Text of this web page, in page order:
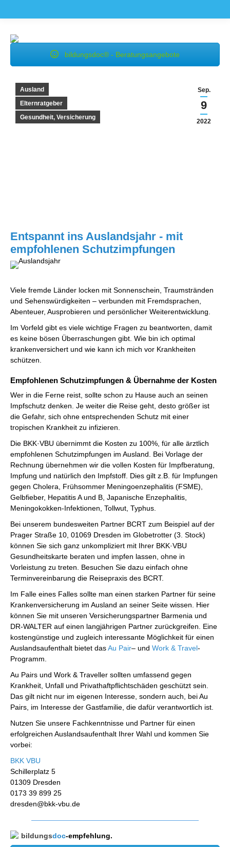
bildungsdoc® - Beratungsangebote
Sep.
9
2022
Ausland
Elternratgeber
Gesundheit, Versicherung
Entspannt ins Auslandsjahr - mit
empfohlenen Schutzimpfungen
Viele fremde Länder locken mit Sonnenschein, Traumstränden
und Sehenswürdigkeiten – verbunden mit Fremdsprachen,
Abenteuer, Ausprobieren und persönlicher Weiterentwicklung.
Im Vorfeld gibt es viele wichtige Fragen zu beantworten, damit
es keine bösen Überraschungen gibt. Wie bin ich optimal
krankenversichert und wie kann ich mich vor Krankheiten
schützen.
Empfohlenen Schutzimpfungen & Übernahme der Kosten
Wer in die Ferne reist, sollte schon zu Hause auch an seinen
Impfschutz denken. Je weiter die Reise geht, desto größer ist
die Gefahr, sich ohne entsprechenden Schutz mit einer
tropischen Krankheit zu infizieren.
Die BKK·VBU übernimmt die Kosten zu 100%, für alle ärztlich
empfohlenen Schutzimpfungen im Ausland. Bei Vorlage der
Rechnung übernehmen wir die vollen Kosten für Impfberatung,
Impfung und natürlich den Impfstoff. Dies gilt z.B. für Impfungen
gegen Cholera, Frühsommer Meningoenzephalitis (FSME),
Gelbfieber, Hepatitis A und B, Japanische Enzephalitis,
Meningokokken-Infektionen, Tollwut, Typhus.
Bei unserem bundesweiten Partner BCRT zum Beispiel auf der
Prager Straße 10, 01069 Dresden im Globetrotter (3. Stock)
können Sie sich ganz unkompliziert mit Ihrer BKK·VBU
Gesundheitskarte beraten und impfen lassen, ohne in
Vorleistung zu treten. Besuchen Sie dazu einfach ohne
Terminvereinbarung die Reisepraxis des BCRT.
Im Falle eines Falles sollte man einen starken Partner für seine
Krankenversicherung im Ausland an seiner Seite wissen. Hier
können Sie mit unseren Versicherungspartner Barmenia und
DR-WALTER auf einen langjährigen Partner zurückgreifen. Eine
kostengünstige und zugleich interessante Möglichkeit für einen
Auslandsaufenthalt bietet dasAu Pair– und Work & Travel-
Programm.
Au Pairs und Work & Traveller sollten umfassend gegen
Krankheit, Unfall und Privathaftpflichtschäden geschützt sein.
Das gilt nicht nur im eigenen Interesse, sondern auch, bei Au
Pairs, im Interesse der Gastfamilie, die dafür verantwortlich ist.
Nutzen Sie unsere Fachkenntnisse und Partner für einen
erfolgreichen Auslandsaufenthalt Ihrer Wahl und kommen Sie
vorbei:
BKK VBU
Schillerplatz 5
01309 Dresden
0173 39 899 25
dresden@bkk-vbu.de
bildungsdoc-empfehlung.